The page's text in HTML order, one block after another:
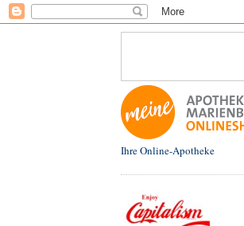
Ihre Online-Apotheke